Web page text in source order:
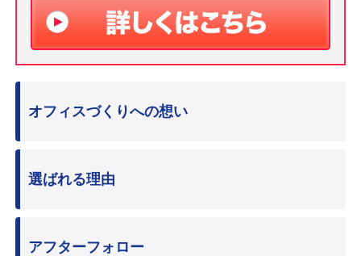
オフィスづくりへの想い
選ばれる理由
アフターフォロー